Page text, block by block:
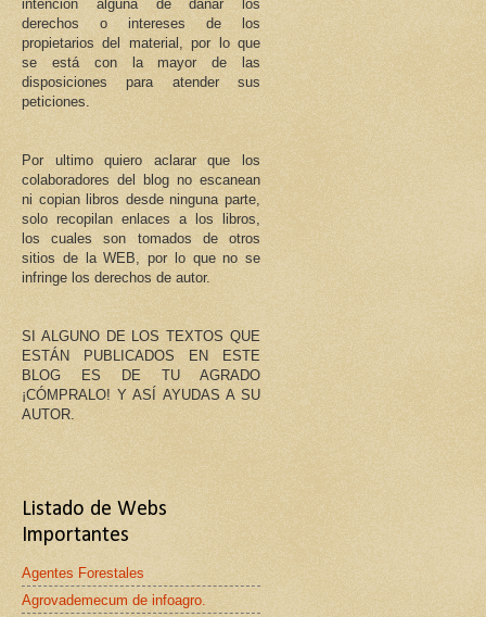
intención alguna de dañar los
derechos o intereses de los
propietarios del material, por lo que
se está con la mayor de las
disposiciones para atender sus
peticiones.
Por ultimo quiero aclarar que los
colaboradores del blog no escanean
ni copian libros desde ninguna parte,
solo recopilan enlaces a los libros,
los cuales son tomados de otros
sitios de la WEB, por lo que no se
infringe los derechos de autor.
SI ALGUNO DE LOS TEXTOS QUE
ESTÁN PUBLICADOS EN ESTE
BLOG ES DE TU AGRADO
¡CÓMPRALO! Y ASÍ AYUDAS A SU
AUTOR.
Listado de Webs
Importantes
Agentes Forestales
Agrovademecum de infoagro.